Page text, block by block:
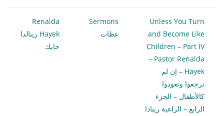
Unless You Turn
and Become Like
Children – Part IV
– Pastor Renalda
Hayek – إن لم
ترجعوا وتعودوا
كالأطفال – الجزء
الرابع – الراعية رينادا
Sermons
عظات
Renalda
Hayek رينالدا
حايك